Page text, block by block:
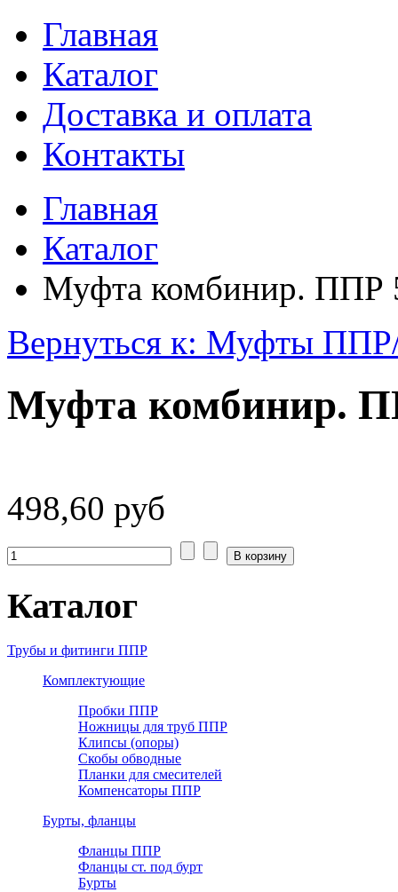
Главная
Каталог
Доставка и оплата
Контакты
Главная
Каталог
Муфта комбинир. ППР
Вернуться к: Муфты
Муфта комбинир.
498,60 руб
Каталог
Трубы и фитинги ППР
Комплектующие
Пробки ППР
Ножницы для труб ППР
Клипсы (опоры)
Скобы обводные
Планки для смесителей
Компенсаторы ППР
Бурты, фланцы
Фланцы ППР
Фланцы ст. под бурт
Бурты